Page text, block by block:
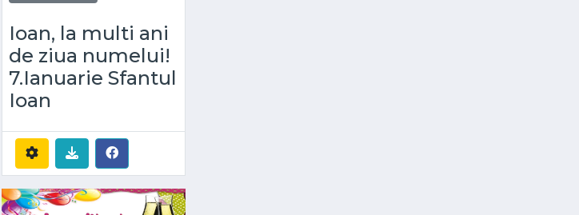
Ioan, la multi ani
de ziua numelui!
7.Ianuarie Sfantul
Ioan